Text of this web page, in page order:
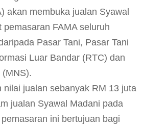
akan membuka jualan Syawal
pemasaran FAMA seluruh
Pasar Tani, Pasar Tani
Luar Bandar (RTC) dan
(MNS).
nilai jualan sebanyak RM 13 juta
jualan Syawal Madani pada
ini bertujuan bagi